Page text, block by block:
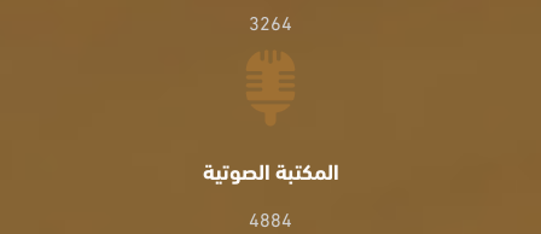
3264
المكتبة الصوتية
4884